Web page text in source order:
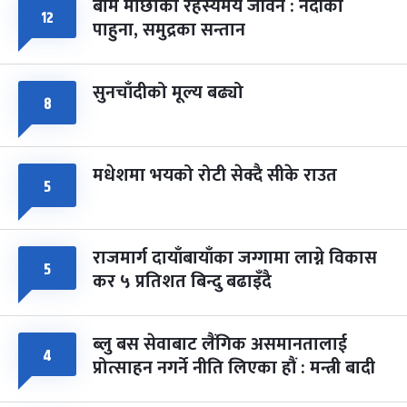
८
सोम
फागुपूर्णिमा
चैत्र ८, २०८३-Mar 22, 2027
७ महिना बाँकी
१२ बाम माछाको रहस्यमय जीवन : नदीका
पाहुना, समुद्रका सन्तान
८ सुनचाँदीको मूल्य बढ्यो
५ मधेशमा भयको रोटी सेक्दै सीके राउत
५ राजमार्ग दायाँबायाँका जग्गामा लाग्ने विकास
कर ५ प्रतिशत बिन्दु बढाइँदै
४ ब्लु बस सेवाबाट लैंगिक असमानतालाई
प्रोत्साहन नगर्ने नीति लिएका हौं : मन्त्री बादी